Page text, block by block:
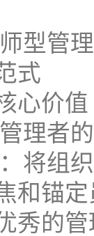
型管
式
心价值
理者
将组
锚定
的管